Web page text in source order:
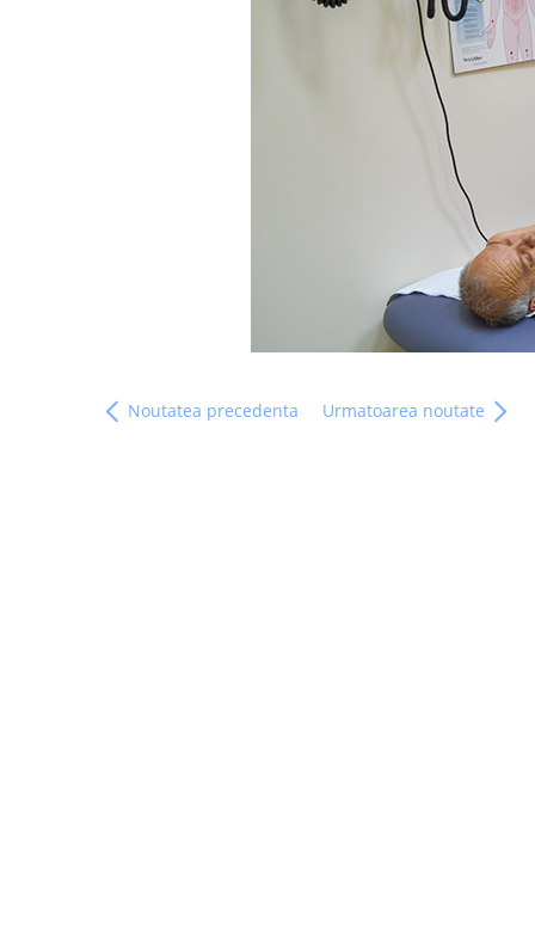
Noutatea precedenta Urmatoarea noutate